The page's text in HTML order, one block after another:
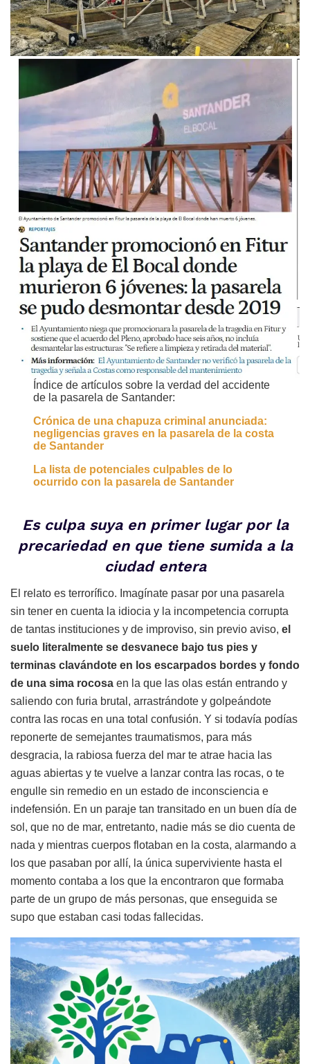
Índice de artículos sobre la verdad del accidente
de la pasarela de Santander:
Crónica de una chapuza criminal anunciada:
negligencias graves en la pasarela de la costa
de Santander
La lista de potenciales culpables de lo
ocurrido con la pasarela de Santander
Es culpa suya en primer lugar por la
precariedad en que tiene sumida a la
ciudad entera
El relato es terrorífico. Imagínate pasar por una pasarela
sin tener en cuenta la idiocia y la incompetencia corrupta
de tantas instituciones y de improviso, sin previo aviso, el
suelo literalmente se desvanece bajo tus pies y
terminas clavándote en los escarpados bordes y fondo
de una sima rocosa en la que las olas están entrando y
saliendo con furia brutal, arrastrándote y golpeándote
contra las rocas en una total confusión. Y si todavía podías
reponerte de semejantes traumatismos, para más
desgracia, la rabiosa fuerza del mar te atrae hacia las
aguas abiertas y te vuelve a lanzar contra las rocas, o te
engulle sin remedio en un estado de inconsciencia e
indefensión. En un paraje tan transitado en un buen día de
sol, que no de mar, entretanto, nadie más se dio cuenta de
nada y mientras cuerpos flotaban en la costa, alarmando a
los que pasaban por allí, la única superviviente hasta el
momento contaba a los que la encontraron que formaba
parte de un grupo de más personas, que enseguida se
supo que estaban casi todas fallecidas.